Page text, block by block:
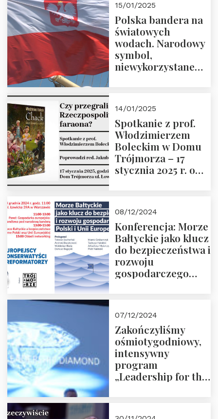
Prowadzi prof.
Zbigniew
Stawrowski
15/01/2025
Polska bandera na
światowych
wodach. Narodowy
symbol,
niewykorzystane
14/01/2025
Spotkanie z prof.
Włodzimierzem
Boleckim w Domu
Trójmorza – 17
stycznia 2025 r. o
08/12/2024
Konferencja: Morze
Bałtyckie jako klucz
do bezpieczeństwa i
rozwoju
gospodarczego
ZAPRASZAMY
07/12/2024
Zakończyliśmy
ośmiotygodniowy,
intensywny
program
„Leadership for the